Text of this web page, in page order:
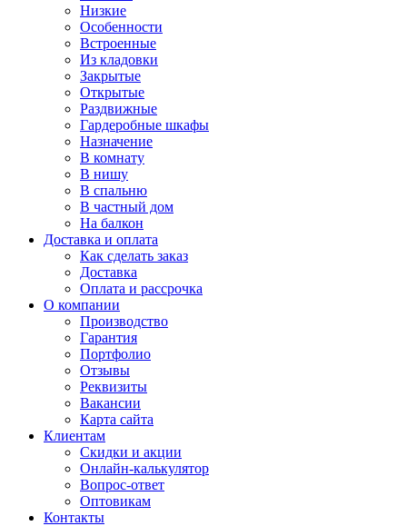
Низкие
Особенности
Встроенные
Из кладовки
Закрытые
Открытые
Раздвижные
Гардеробные шкафы
Назначение
В комнату
В нишу
В спальню
В частный дом
На балкон
Доставка и оплата
Как сделать заказ
Доставка
Оплата и рассрочка
О компании
Производство
Гарантия
Портфолио
Отзывы
Реквизиты
Вакансии
Карта сайта
Клиентам
Скидки и акции
Онлайн-калькулятор
Вопрос-ответ
Оптовикам
Контакты